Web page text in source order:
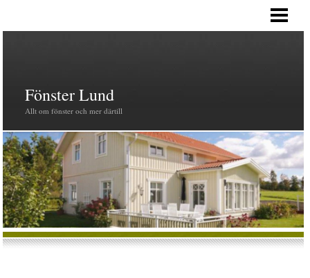
Fönster Lund
Allt om fönster och mer därtill